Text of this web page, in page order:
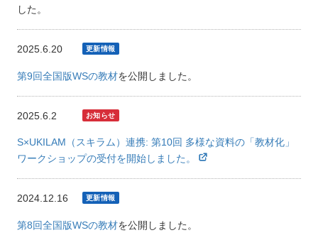
した。
2025.6.20
第9回全国版WSの教材を公開しました。
2025.6.2
S×UKILAM（スキラム）連携: 第10回 多様な資料の「教材化」
ワークショップの受付を開始しました。
2024.12.16
第8回全国版WSの教材を公開しました。